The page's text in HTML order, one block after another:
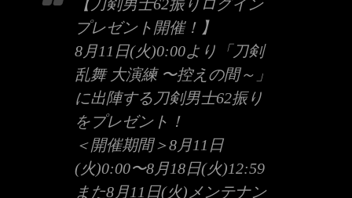
【刀剣男士62振りログイン
プレゼント開催！】
8月11日(火)0:00より「刀剣
乱舞 大演練 〜控えの間～」
に出陣する刀剣男士62振り
をプレゼント！
＜開催期間＞8月11日
(火)0:00〜8月18日(火)12:59
また8月11日(火)メンテナン